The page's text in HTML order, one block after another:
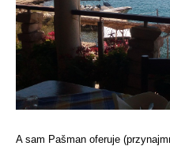
A sam Pašman oferuje